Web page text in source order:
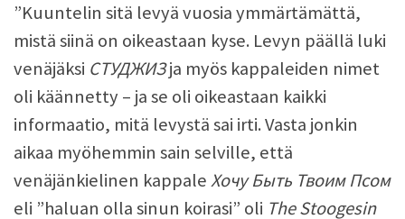
”Kuuntelin sitä levyä vuosia ymmärtämättä,
mistä siinä on oikeastaan kyse. Levyn päällä luki
venäjäksi СТУДЖИЗja myös kappaleiden nimet
oli käännetty – ja se oli oikeastaan kaikki
informaatio, mitä levystä sai irti. Vasta jonkin
aikaa myöhemmin sain selville, että
venäjänkielinen kappaleХочу Быть Твоим Псом
eli ”haluan olla sinun koirasi” oli The Stoogesin